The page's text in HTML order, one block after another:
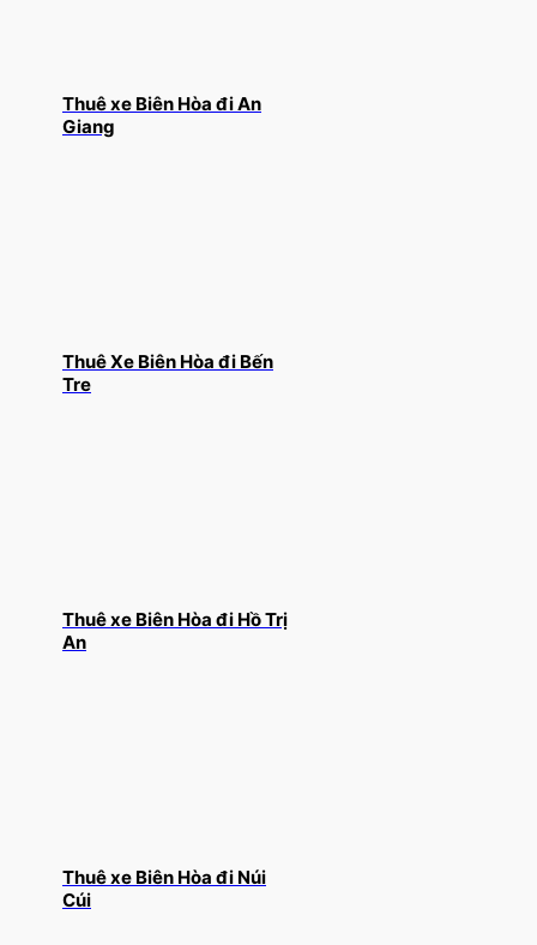
Thuê xe Biên Hòa đi An
Giang
Thuê Xe Biên Hòa đi Bến
Tre
Thuê xe Biên Hòa đi Hồ Trị
An
Thuê xe Biên Hòa đi Núi
Cúi